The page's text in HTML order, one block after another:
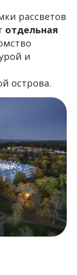
рассветов
отдельная
и
острова.